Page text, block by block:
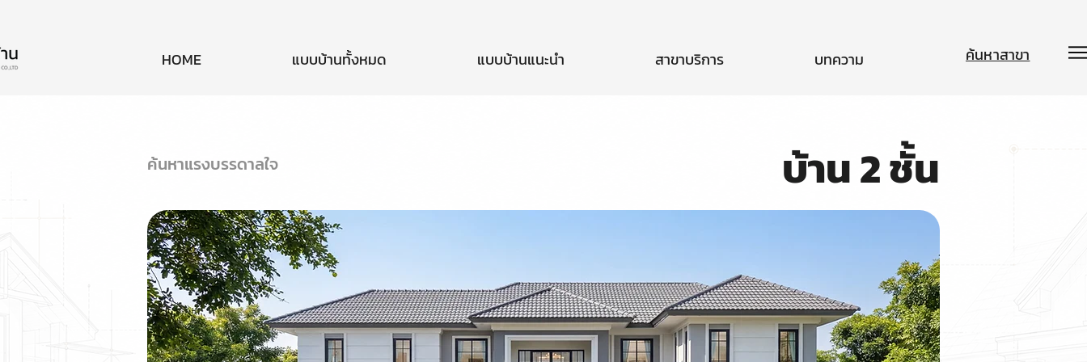
HOME แบบบ้านทั้งหมด แบบบ้านแนะนำ สาขาบริการ บทความ ค้นหาสาขา
ค้นหาแรงบรรดาลใจ บ้าน 2 ชั้น